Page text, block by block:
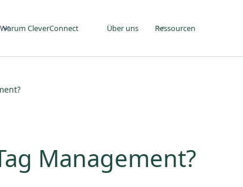
Warum CleverConnect Über uns Ressourcen
Management?